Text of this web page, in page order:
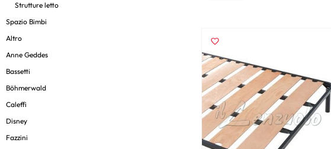
Strutture letto
Spazio Bimbi
Altro
Anne Geddes
Bassetti
Böhmerwald
Caleffi
Disney
Fazzini